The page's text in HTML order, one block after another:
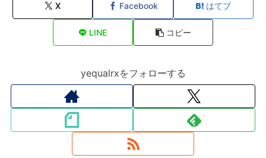
X Facebook はてブ
LINE コピー
yequalrxをフォローする